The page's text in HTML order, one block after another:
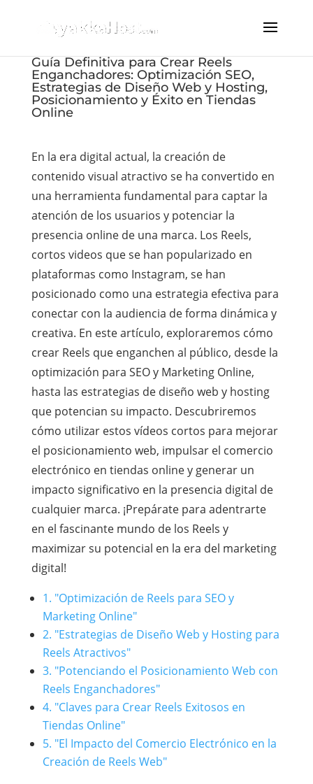
Guía Definitiva para Crear Reels
Enganchadores: Optimización SEO,
Estrategias de Diseño Web y Hosting,
Posicionamiento y Éxito en Tiendas
Online
En la era digital actual, la creación de
contenido visual atractivo se ha convertido en
una herramienta fundamental para captar la
atención de los usuarios y potenciar la
presencia online de una marca. Los Reels,
cortos videos que se han popularizado en
plataformas como Instagram, se han
posicionado como una estrategia efectiva para
conectar con la audiencia de forma dinámica y
creativa. En este artículo, exploraremos cómo
crear Reels que enganchen al público, desde la
optimización para SEO y Marketing Online,
hasta las estrategias de diseño web y hosting
que potencian su impacto. Descubriremos
cómo utilizar estos vídeos cortos para mejorar
el posicionamiento web, impulsar el comercio
electrónico en tiendas online y generar un
impacto significativo en la presencia digital de
cualquier marca. ¡Prepárate para adentrarte
en el fascinante mundo de los Reels y
maximizar su potencial en la era del marketing
digital!
1. "Optimización de Reels para SEO y
Marketing Online"
2. "Estrategias de Diseño Web y Hosting para
Reels Atractivos"
3. "Potenciando el Posicionamiento Web con
Reels Enganchadores"
4. "Claves para Crear Reels Exitosos en
Tiendas Online"
5. "El Impacto del Comercio Electrónico en la
Creación de Reels Web"